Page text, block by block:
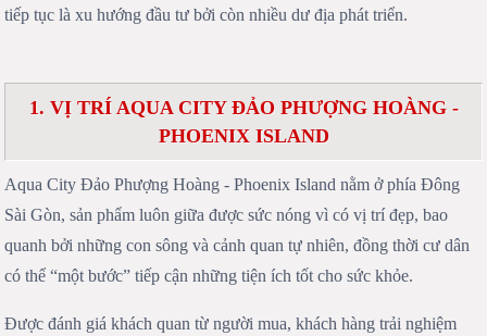
tiếp tục là xu hướng đầu tư bởi còn nhiều dư địa phát triển.
1. VỊ TRÍ AQUA CITY ĐẢO PHƯỢNG HOÀNG -
PHOENIX ISLAND
Aqua City Đảo Phượng Hoàng - Phoenix Island nằm ở phía Đông
Sài Gòn, sản phẩm luôn giữa được sức nóng vì có vị trí đẹp, bao
quanh bởi những con sông và cảnh quan tự nhiên, đồng thời cư dân
có thể “một bước” tiếp cận những tiện ích tốt cho sức khỏe.
Được đánh giá khách quan từ người mua, khách hàng trải nghiệm